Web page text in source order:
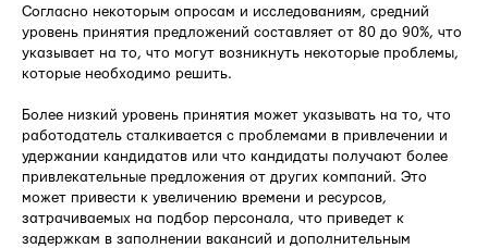
Согласно некоторым опросам и исследованиям, средний
уровень принятия предложений составляет от 80 до 90%, что
указывает на то, что могут возникнуть некоторые проблемы,
которые необходимо решить.
Более низкий уровень принятия может указывать на то, что
работодатель сталкивается с проблемами в привлечении и
удержании кандидатов или что кандидаты получают более
привлекательные предложения от других компаний. Это
может привести к увеличению времени и ресурсов,
затрачиваемых на подбор персонала, что приведет к
задержкам в заполнении вакансий и дополнительным